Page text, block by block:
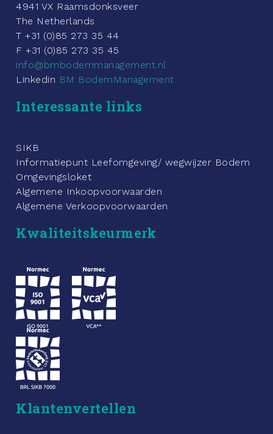
4941 VX Raamsdonksveer
The Netherlands
T +31 (0)85 273 35 44
F +31 (0)85 273 35 45
info@bmbodemmanagement.nl
Linkedin BM BodemManagement
Interessante links
SIKB
Informatiepunt Leefomgeving/ wegwijzer Bodem
Omgevingsloket
Algemene Inkoopvoorwaarden
Algemene Verkoopvoorwaarden
Kwaliteitskeurmerk
Klantenvertellen